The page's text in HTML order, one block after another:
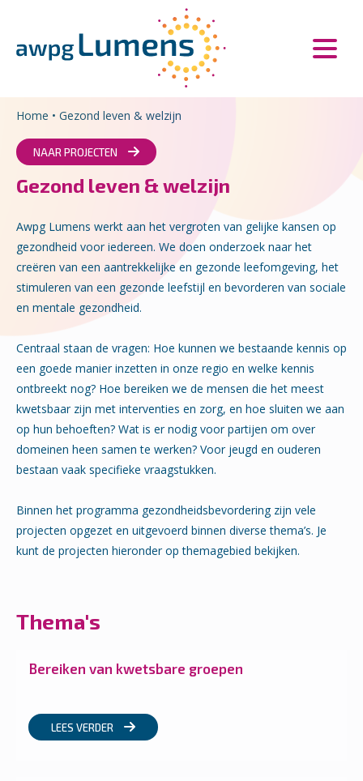
Home • Gezond leven & welzijn
NAAR PROJECTEN
Gezond leven & welzijn
Awpg Lumens werkt aan het vergroten van gelijke kansen op
gezondheid voor iedereen. We doen onderzoek naar het
creëren van een aantrekkelijke en gezonde leefomgeving, het
stimuleren van een gezonde leefstijl en bevorderen van sociale
en mentale gezondheid.
Centraal staan de vragen: Hoe kunnen we bestaande kennis op
een goede manier inzetten in onze regio en welke kennis
ontbreekt nog? Hoe bereiken we de mensen die het meest
kwetsbaar zijn met interventies en zorg, en hoe sluiten we aan
op hun behoeften? Wat is er nodig voor partijen om over
domeinen heen samen te werken? Voor jeugd en ouderen
bestaan vaak specifieke vraagstukken.
Binnen het programma gezondheidsbevordering zijn vele
projecten opgezet en uitgevoerd binnen diverse thema’s. Je
kunt de projecten hieronder op themagebied bekijken.
Thema's
Bereiken van kwetsbare groepen
LEES VERDER